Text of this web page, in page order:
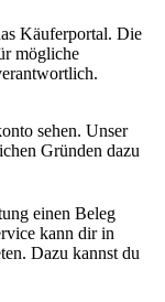
Käuferportal. Die
mögliche
sehen. Unser
Gründen dazu
einen Beleg
kann dir in
Dazu kannst du